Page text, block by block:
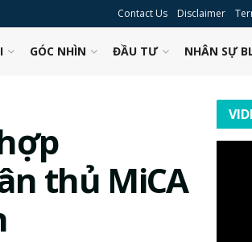
Contact Us Disclaimer
GÓC NHÌN ĐẦU TƯ NHÂN SỰ
thủ MiCA